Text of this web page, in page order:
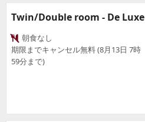
Twin/Double room - De Luxe
朝食なし
期限までキャンセル無料 (8月13日 7時
59分まで)